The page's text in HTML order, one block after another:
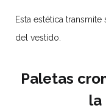
Esta estética
del vestido.
Paletas
la